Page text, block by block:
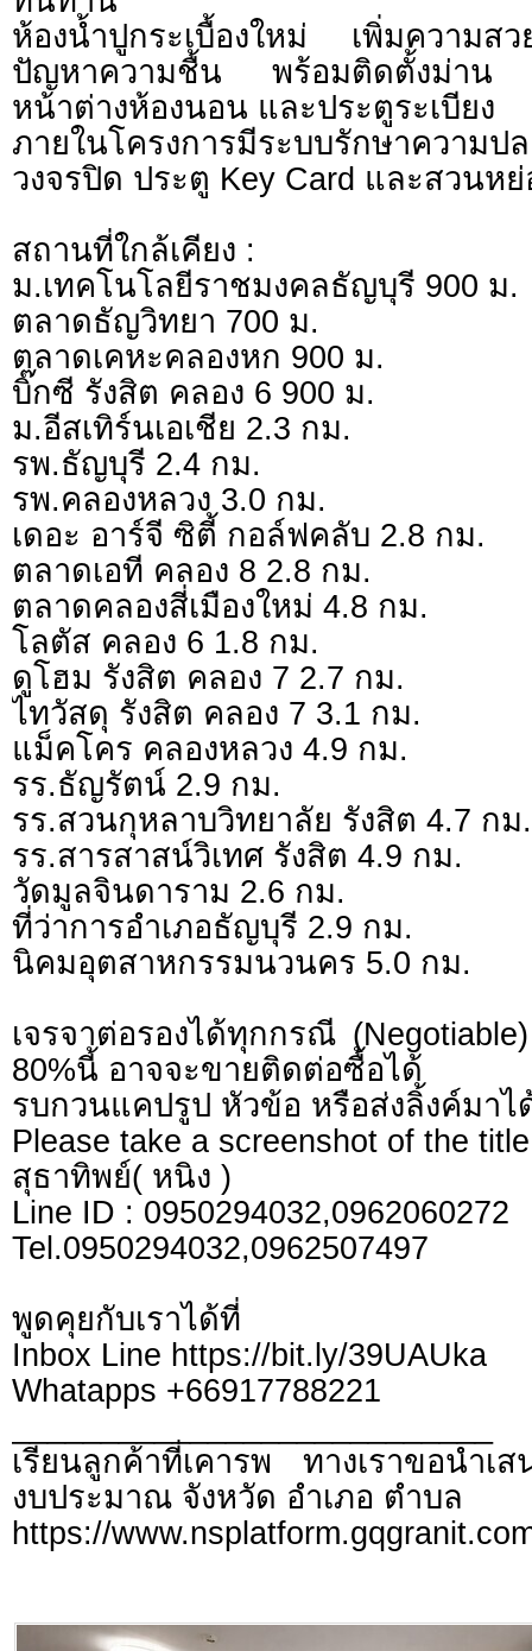
ห้องน้ำปูกระเบื้องใหม่ เพิ่มความส
ปัญหาความชื้น พร้อมติดตั้งม่าน
หน้าต่างห้องนอน และประตูระเบียง
ภายในโครงการมีระบบรักษาความ
วงจรปิด ประตู Key Card และสวนห
สถานที่ใกล้เคียง :
ม.เทคโนโลยีราชมงคลธัญบุรี 900 ม.
ตลาดธัญวิทยา 700 ม.
ตลาดเคหะคลองหก 900 ม.
บิ๊กซี รังสิต คลอง 6 900 ม.
ม.อีสเทิร์นเอเชีย 2.3 กม.
รพ.ธัญบุรี 2.4 กม.
รพ.คลองหลวง 3.0 กม.
เดอะ อาร์จี ซิตี้ กอล์ฟคลับ 2.8 กม.
ตลาดเอที คลอง 8 2.8 กม.
ตลาดคลองสี่เมืองใหม่ 4.8 กม.
โลตัส คลอง 6 1.8 กม.
ดูโฮม รังสิต คลอง 7 2.7 กม.
ไทวัสดุ รังสิต คลอง 7 3.1 กม.
แม็คโคร คลองหลวง 4.9 กม.
รร.ธัญรัตน์ 2.9 กม.
รร.สวนกุหลาบวิทยาลัย รังสิต 4.7 กม.
รร.สารสาสน์วิเทศ รังสิต 4.9 กม.
วัดมูลจินดาราม 2.6 กม.
ที่ว่าการอำเภอธัญบุรี 2.9 กม.
นิคมอุตสาหกรรมนวนคร 5.0 กม.
เจรจาต่อรองได้ทุกกรณี
80%นี้ อาจจะขายติดต่อซื้อได้
รบกวนแคปรูป หัวข้อ หรือส่งลิ้งค์มาไ
Please take a screenshot of the
สุธาทิพย์( หนิง )
Line ID : 0950294032,0962060272
Tel.0950294032,0962507497
พูดคุยกับเราได้ที่
Inbox Line https://bit.ly/39UAUka
Whatapps +66917788221
เรียนลูกค้าที่เคารพ ทางเราขอนำเ
งบประมาณ จังหวัด อำเภอ ตำบล
https://